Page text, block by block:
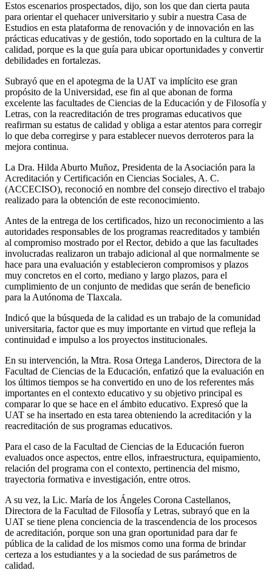
Estos escenarios prospectados, dijo, son los que dan cierta pauta
para orientar el quehacer universitario y subir a nuestra Casa de
Estudios en esta plataforma de renovación y de innovación en las
prácticas educativas y de gestión, todo soportado en la cultura de la
calidad, porque es la que guía para ubicar oportunidades y convertir
debilidades en fortalezas.
Subrayó que en el apotegma de la UAT va implícito ese gran
propósito de la Universidad, ese fin al que abonan de forma
excelente las facultades de Ciencias de la Educación y de Filosofía y
Letras, con la reacreditación de tres programas educativos que
reafirman su estatus de calidad y obliga a estar atentos para corregir
lo que deba corregirse y para establecer nuevos derroteros para la
mejora continua.
La Dra. Hilda Aburto Muñoz, Presidenta de la Asociación para la
Acreditación y Certificación en Ciencias Sociales, A. C.
(ACCECISO), reconoció en nombre del consejo directivo el trabajo
realizado para la obtención de este reconocimiento.
Antes de la entrega de los certificados, hizo un reconocimiento a las
autoridades responsables de los programas reacreditados y también
al compromiso mostrado por el Rector, debido a que las facultades
involucradas realizaron un trabajo adicional al que normalmente se
hace para una evaluación y establecieron compromisos y plazos
muy concretos en el corto, mediano y largo plazos, para el
cumplimiento de un conjunto de medidas que serán de beneficio
para la Autónoma de Tlaxcala.
Indicó que la búsqueda de la calidad es un trabajo de la comunidad
universitaria, factor que es muy importante en virtud que refleja la
continuidad e impulso a los proyectos institucionales.
En su intervención, la Mtra. Rosa Ortega Landeros, Directora de la
Facultad de Ciencias de la Educación, enfatizó que la evaluación en
los últimos tiempos se ha convertido en uno de los referentes más
importantes en el contexto educativo y su objetivo principal es
comparar lo que se hace en el ámbito educativo. Expresó que la
UAT se ha insertado en esta tarea obteniendo la acreditación y la
reacreditación de sus programas educativos.
Para el caso de la Facultad de Ciencias de la Educación fueron
evaluados once aspectos, entre ellos, infraestructura, equipamiento,
relación del programa con el contexto, pertinencia del mismo,
trayectoria formativa e investigación, entre otros.
A su vez, la Lic. María de los Ángeles Corona Castellanos,
Directora de la Facultad de Filosofía y Letras, subrayó que en la
UAT se tiene plena conciencia de la trascendencia de los procesos
de acreditación, porque son una gran oportunidad para dar fe
pública de la calidad de los mismos como una forma de brindar
certeza a los estudiantes y a la sociedad de sus parámetros de
calidad.